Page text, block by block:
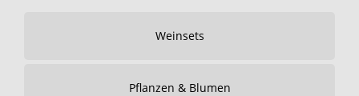
Weinsets
Pflanzen & Blumen